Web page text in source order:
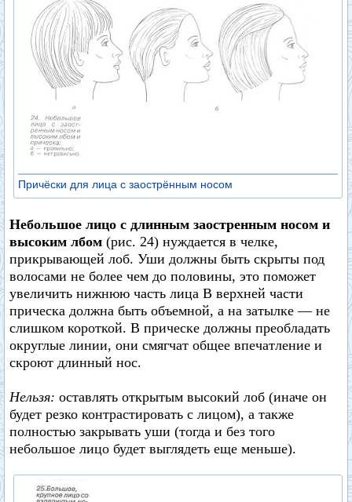
Причёски для лица с заострённым носом
Небольшое лицо с длинным заостренным носом и
высоким лбом (рис. 24) нуждается в челке,
прикрывающей лоб. Уши должны быть скрыты под
волосами не более чем до половины, это поможет
увеличить нижнюю часть лица В верхней части
прическа должна быть объемной, а на затылке — не
слишком короткой. В прическе должны преобладать
округлые линии, они смягчат общее впечатление и
скроют длинный нос.
Нельзя: оставлять открытым высокий лоб (иначе он
будет резко контрастировать с лицом), а также
полностью закрывать уши (тогда и без того
небольшое лицо будет выглядеть еще меньше).